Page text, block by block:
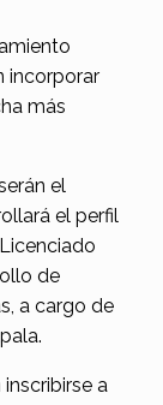
incorporar
más
el
el perfil
de
a cargo de
a